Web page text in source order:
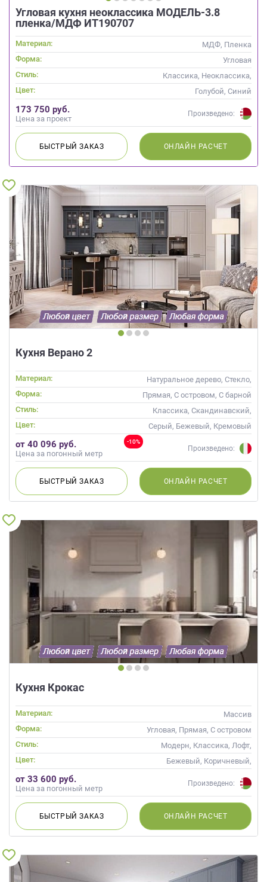
Угловая кухня неоклассика МОДЕЛЬ-3.8
пленка/МДФ ИТ190707
Материал:
МДФ, Пленка
Форма:
Угловая
Стиль:
Классика, Неоклассика,
Скандинавский
Цвет: Голубой, Синий
173 750 руб.
Цена за проект
Произведено:
БЫСТРЫЙЗАКАЗ ОНЛАЙН РАСЧЕТ
Кухня Верано 2
Материал:
Натуральное дерево, Стекло,
Массив
Форма:
Прямая, С островом, С барной
стойкой
Стиль:
Классика, Скандинавский,
Неоклассика
Цвет: Серый, Бежевый, Кремовый
-10%
от 40 096 руб.
Цена за погонный метр
Произведено:
БЫСТРЫЙЗАКАЗ ОНЛАЙН РАСЧЕТ
Кухня Крокас
Материал:
Массив
Форма:
Угловая, Прямая, С островом
Стиль:
Модерн, Классика, Лофт,
Прованс, Скандинавский,
Неоклассика, Современные
Цвет:
Бежевый, Коричневый,
Капучино
от 33 600 руб.
Цена за погонный метр
Произведено:
БЫСТРЫЙЗАКАЗ ОНЛАЙН РАСЧЕТ